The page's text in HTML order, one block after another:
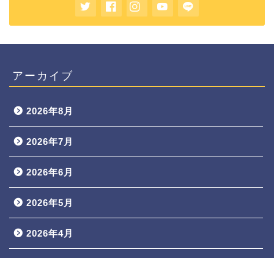
アーカイブ
2026年8月
2026年7月
2026年6月
2026年5月
2026年4月